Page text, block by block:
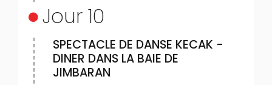
Jour 10
SPECTACLE DE DANSE KECAK -
DINER DANS LA BAIE DE
JIMBARAN